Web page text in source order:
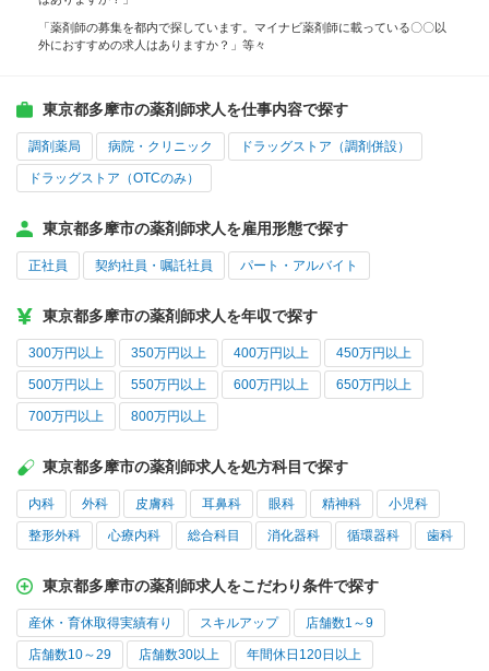
「薬剤師の募集を都内で探しています。マイナビ薬剤師に載っている〇〇以
外におすすめの求人はありますか？」等々
東京都多摩市の薬剤師求人を仕事内容で探す
調剤薬局 病院・クリニック ドラッグストア（調剤併設）
ドラッグストア（OTCのみ）
東京都多摩市の薬剤師求人を雇用形態で探す
正社員 契約社員・嘱託社員 パート・アルバイト
東京都多摩市の薬剤師求人を年収で探す
300万円以上 350万円以上 400万円以上 450万円以上
500万円以上 550万円以上 600万円以上 650万円以上
700万円以上 800万円以上
東京都多摩市の薬剤師求人を処方科目で探す
内科 外科 皮膚科 耳鼻科 眼科 精神科 小児科
整形外科 心療内科 総合科目 消化器科 循環器科 歯科
東京都多摩市の薬剤師求人をこだわり条件で探す
産休・育休取得実績有り スキルアップ 店舗数1～9
店舗数10～29 店舗数30以上 年間休日120日以上